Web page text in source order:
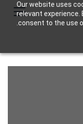
Our website uses
relevant experience.
consent to the use